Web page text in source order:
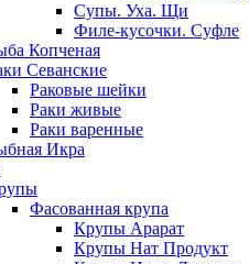
Супы. Уха. Щи
Филе-кусочки. Суфле
Копченая
Севанские
Раковые шейки
Раки живые
Раки варенные
Икра
Фасованная крупа
Крупы Арарат
Крупы Нат Продукт